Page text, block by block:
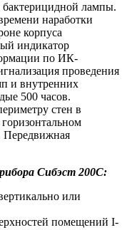
бактерицидной лампы.
наработки
корпуса
индикатор
по ИК-
проведения
и внутренних
500 часов.
стен в
Передвижная
Сибэст 200С:
или
помещений I-